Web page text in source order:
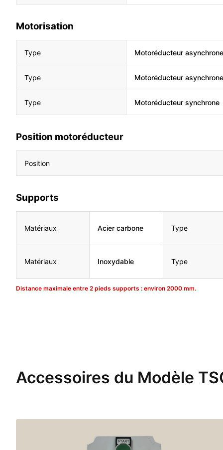
Motorisation
Type Motoréducteur asynchrone
Type Motoréducteur asynchrone
Type Motoréducteur synchrone
Position motoréducteur
Position
Supports
Matériaux Acier carbone Type
Matériaux Inoxydable Type
Distance maximale entre 2 pieds supports : environ 2000 mm.
Accessoires du Modèle